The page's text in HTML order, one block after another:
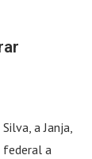
a Janja,
federal a